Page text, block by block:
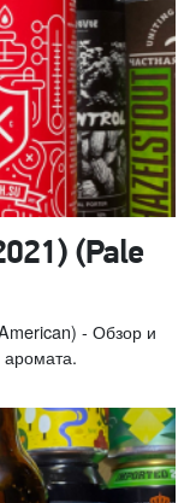
(Pale
- Обзор и
аромата.